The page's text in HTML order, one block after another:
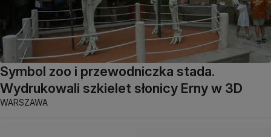
Symbol zoo i przewodniczka stada.
Wydrukowali szkielet słonicy Erny w 3D
WARSZAWA